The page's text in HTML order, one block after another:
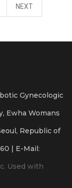
NEXT
Gynecologic
Ewha Womans
Republic of
| E-Mail:
Used with